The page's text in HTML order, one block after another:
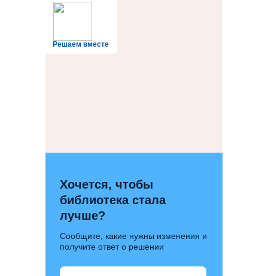
Решаем вместе
Хочется, чтобы
библиотека стала
лучше?
Сообщите, какие нужны изменения и
получите ответ о решении